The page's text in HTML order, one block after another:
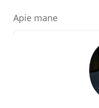
Apie mane